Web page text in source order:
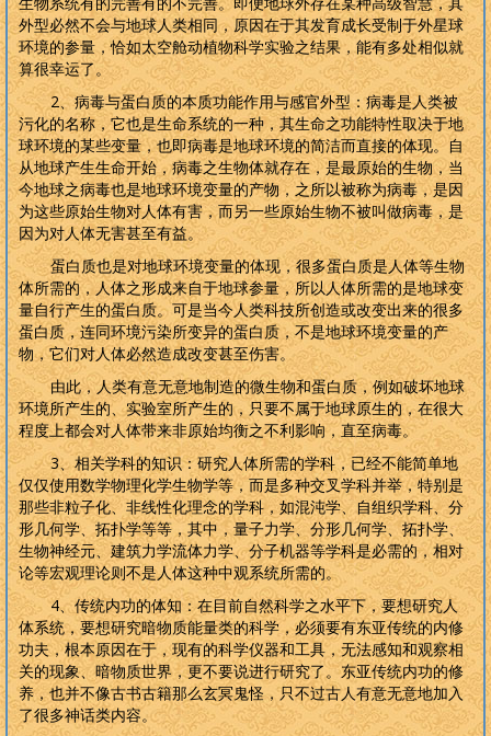
外型必然不会与地球人类相同，原因在于其发育成长受制于外星球
环境的参量，恰如太空舱动植物科学实验之结果，能有多处相似就
算很幸运了。
2、病毒与蛋白质的本质功能作用与感官外型：病毒是人类被
污化的名称，它也是生命系统的一种，其生命之功能特性取决于地
球环境的某些变量，也即病毒是地球环境的简洁而直接的体现。自
从地球产生生命开始，病毒之生物体就存在，是最原始的生物，当
今地球之病毒也是地球环境变量的产物，之所以被称为病毒，是因
为这些原始生物对人体有害，而另一些原始生物不被叫做病毒，是
因为对人体无害甚至有益。
蛋白质也是对地球环境变量的体现，很多蛋白质是人体等生物
体所需的，人体之形成来自于地球参量，所以人体所需的是地球变
量自行产生的蛋白质。可是当今人类科技所创造或改变出来的很多
蛋白质，连同环境污染所变异的蛋白质，不是地球环境变量的产
物，它们对人体必然造成改变甚至伤害。
由此，人类有意无意地制造的微生物和蛋白质，例如破坏地球
环境所产生的、实验室所产生的，只要不属于地球原生的，在很大
程度上都会对人体带来非原始均衡之不利影响，直至病毒。
3、相关学科的知识：研究人体所需的学科，已经不能简单地
仅仅使用数学物理化学生物学等，而是多种交叉学科并举，特别是
那些非粒子化、非线性化理念的学科，如混沌学、自组织学科、分
形几何学、拓扑学等等，其中，量子力学、分形几何学、拓扑学、
生物神经元、建筑力学流体力学、分子机器等学科是必需的，相对
论等宏观理论则不是人体这种中观系统所需的。
4、传统内功的体知：在目前自然科学之水平下，要想研究人
体系统，要想研究暗物质能量类的科学，必须要有东亚传统的内修
功夫，根本原因在于，现有的科学仪器和工具，无法感知和观察相
关的现象、暗物质世界，更不要说进行研究了。东亚传统内功的修
养，也并不像古书古籍那么玄冥鬼怪，只不过古人有意无意地加入
了很多神话类内容。